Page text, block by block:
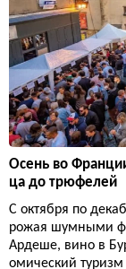
Осень во
ца до трюфелей
С октября по
рожая шумными
Ардеше, вино в
омический